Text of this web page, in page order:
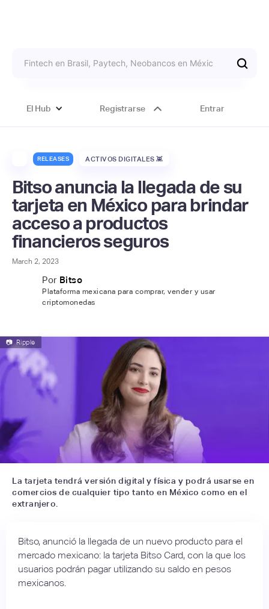
El Hub Registrarse Entrar
RELEASES ACTIVOS DIGITALES 👾
Bitso anuncia la llegada de su
tarjeta en México para brindar
acceso a productos
financieros seguros
March 2, 2023
Por Bitso
Plataforma mexicana para comprar, vender y usar
criptomonedas
📷 Ripple
La tarjeta tendrá versión digital y física y podrá usarse en
comercios de cualquier tipo tanto en México como en el
extranjero.
Bitso, anunció la llegada de un nuevo producto para el
mercado mexicano: la tarjeta Bitso Card, con la que los
usuarios podrán pagar utilizando su saldo en pesos
mexicanos.